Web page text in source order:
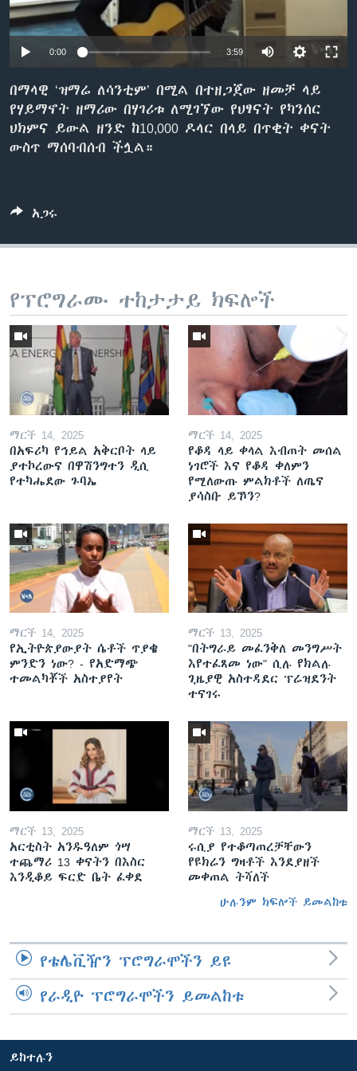
ቋንቋዎች
0:00 3:59
በማላዊ ‘ዝማሬ ለሳንቲም’ በሚል በተዘጋጀው ዘመቻ ላይ
የሃይማኖት ዘማሪው በሃገሪቱ ለሚገኘው የህፃናት የካንሰር
ህክምና ይውል ዘንድ ከ10,000 ዶላር በላይ በጥቂት ቀናት
ውስጥ ማሰባብሰብ ችሏል።
አጋሩ
የፕሮግራሙ ተከታታይ ክፍሎች
ማርች 14, 2025
በአፍሪካ የኅይል አቅርቦት ላይ
ያተኮረውና በዋሽንግተን ዲሲ
የተካሔደው ጉባኤ
ማርች 14, 2025
የቆዳ ላይ ቀላል እብጠት መሰል
ነገሮች እና የቆዳ ቀለምን
የሚለውጡ ምልክቶች ለጤና
ያሳስቡ ይኾን?
ማርች 14, 2025
የኢትዮጵያውያት ሴቶች ጥያቄ
ምንድን ነው? - የአድማጭ
ተመልካቾች አስተያየት
ማርች 13, 2025
"በትግራይ መፈንቅለ መንግሥት
እየተፈጸመ ነው" ሲሉ የክልሉ
ጊዜያዊ አስተዳደር ፕሬዝደንት
ተናገሩ
ማርች 13, 2025
አርቲስት አንዱዓለም ጎሣ
ተጨማሪ 13 ቀናትን በእስር
እንዲቆይ ፍርድ ቤት ፈቀደ
ማርች 13, 2025
ሩሲያ የተቆጣጠረቻቸውን
የዩክሬን ግዛቶች እንደያዘች
መቀጠል ትሻለች
ሁሉንም ክፍሎች ይመልከቱ
የቴሌቪዥን ፕሮግራሞችን ይዩ
የራዲዮ ፕሮግራሞችን ይመልከቱ
ይከተሉን